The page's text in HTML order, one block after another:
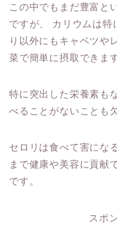
この中でもまだ豊富と
ですが、
カリウムは特
り以外にもキャベツや
菜で簡単に摂取できます
特に突出した栄養素も
べることがないことも
セロリは食べて害にな
まで健康や美容に貢献
です。
スポ